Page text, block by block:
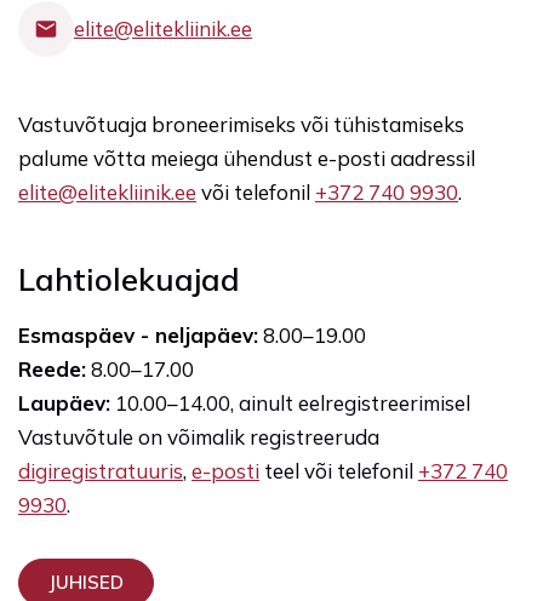
elite@elitekliinik.ee
Vastuvõtuaja broneerimiseks või tühistamiseks
palume võtta meiega ühendust e-posti aadressil
elite@elitekliinik.ee või telefonil +372 740 9930.
Lahtiolekuajad
Esmaspäev - neljapäev:8.00–19.00
Reede:8.00–17.00
Laupäev: 10.00–14.00, ainult eelregistreerimisel
Vastuvõtule on võimalik registreeruda
digiregistratuuris, e-posti teel või telefonil +372 740
9930.
JUHISED